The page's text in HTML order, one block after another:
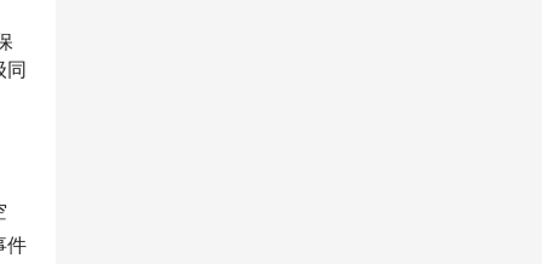
同
件